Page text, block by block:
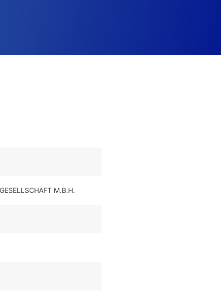
M.B.H.